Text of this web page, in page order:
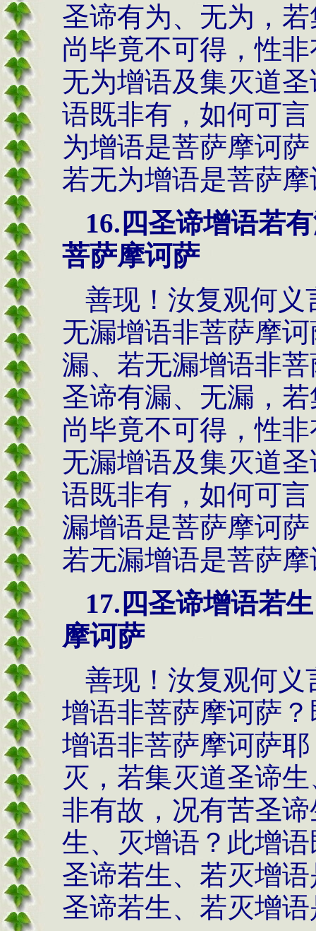
圣谛有为、无为，
尚毕竟不可得，性
无为增语及集灭道
语既非有，如何可
为增语是菩萨摩诃
若无为增语是菩萨
16. 四圣谛增语若
菩萨摩诃萨
善现！汝复观何
无漏增语非菩萨摩
漏、若无漏增语非
圣谛有漏、无漏，
尚毕竟不可得，性
无漏增语及集灭道
语既非有，如何可
漏增语是菩萨摩诃
若无漏增语是菩萨
17. 四圣谛增语若
摩诃萨
善现！汝复观何
增语非菩萨摩诃萨
增语非菩萨摩诃萨
灭，若集灭道圣谛
非有故，况有苦圣
生、灭增语？此增
圣谛若生、若灭增
圣谛若生、若灭增